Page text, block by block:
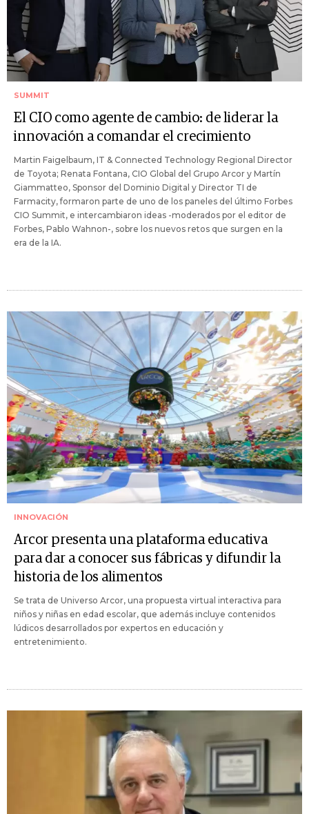
SUMMIT
El CIO como agente de cambio: de liderar la
innovación a comandar el crecimiento
Martin Faigelbaum, IT & Connected Technology Regional Director
de Toyota; Renata Fontana, CIO Global del Grupo Arcor y Martín
Giammatteo, Sponsor del Dominio Digital y Director TI de
Farmacity, formaron parte de uno de los paneles del último Forbes
CIO Summit, e intercambiaron ideas -moderados por el editor de
Forbes, Pablo Wahnon-, sobre los nuevos retos que surgen en la
era de la IA.
INNOVACIÓN
Arcor presenta una plataforma educativa
para dar a conocer sus fábricas y difundir la
historia de los alimentos
Se trata de Universo Arcor, una propuesta virtual interactiva para
niños y niñas en edad escolar, que además incluye contenidos
lúdicos desarrollados por expertos en educación y
entretenimiento.